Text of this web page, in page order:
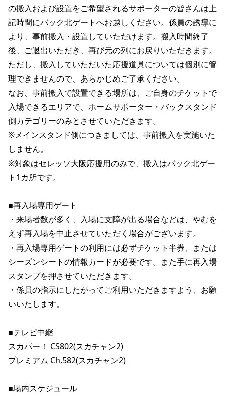
の搬入および設置をご希望されるサポーターの皆さんは上
記時間にバック北ゲートへお越しください。係員の誘導に
より、事前搬入・設置していただけます。搬入時間終了
後、ご退出いただき、再び元の列にお戻りいただきます。
ただし、搬入していただいた応援道具については個別に管
理できませんので、あらかじめご了承ください。
なお、事前搬入で設置できる場所は、ご自身のチケットで
入場できるエリアで、ホームサポーター・バックスタンド
側カテゴリーのみとさせていただきます。
※メインスタンド側につきましては、事前搬入を実施いた
しません。
※対象はセレッソ大阪応援用のみで、搬入はバック北ゲー
ト1カ所です。
■再入場専用ゲート
・来場者数が多く、入場に支障が出る場合などは、やむを
えず再入場を中止させていただく場合がございます。
・再入場専用ゲートの利用には必ずチケット半券、または
シーズンシートの情報カードが必要です。また手に再入場
スタンプを押させていただきます。
・係員の指示にしたがってご利用いただきますよう、お願
いいたします。
■テレビ中継
スカパー！ CS802(スカチャン2)
プレミアム Ch.582(スカチャン2)
■場内スケジュール